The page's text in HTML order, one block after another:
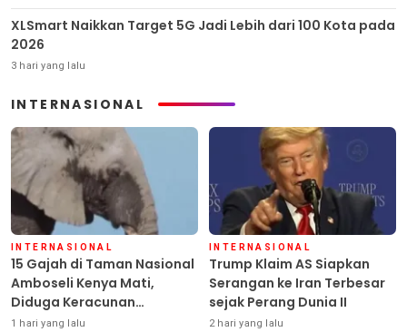
XLSmart Naikkan Target 5G Jadi Lebih dari 100 Kota pada
2026
3 hari yang lalu
INTERNASIONAL
INTERNASIONAL
15 Gajah di Taman Nasional
Amboseli Kenya Mati,
Diduga Keracunan
Pestisida
1 hari yang lalu
INTERNASIONAL
Trump Klaim AS Siapkan
Serangan ke Iran Terbesar
sejak Perang Dunia II
2 hari yang lalu